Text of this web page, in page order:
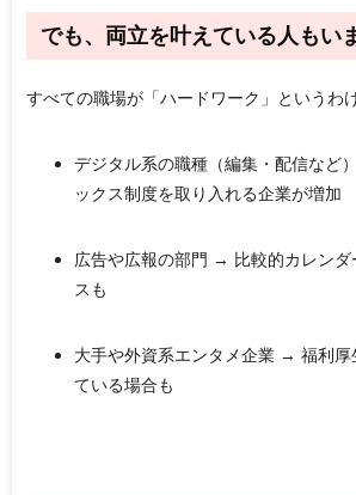
でも、両立を叶えている人もい
すべての職場が「ハードワーク」というわ
デジタル系の職種（編集・配信など）
ックス制度を取り入れる企業が増加
広告や広報の部門 → 比較的カレンダ
スも
大手や外資系エンタメ企業 → 福利厚
ている場合も